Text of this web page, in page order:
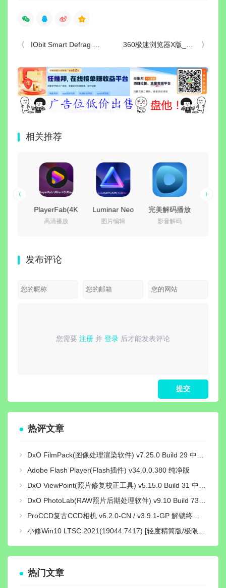
IObit Smart Defrag PRO(磁盘碎片整理工具) v11.4.0.508 多语便携版 360极速浏览器X版_v23.1.1244.64_绿色精简版
相关推荐
Luminar Neo
(照片AI修图软
图片编辑
完美解码播放
器
器影音解码包
影音解码
闪豆视频下载
器(多平台视频
视频解析
发布评论
您需要 注册 并 登录 后才能发表评论
请登录或 注册后再发表评论！
热评文章
DxO FilmPack(图像处理渲染软件) v7.25.0 Build 29 中文绿色激活版
Adobe Flash Player(Flash插件) v34.0.0.380 纯净版
DxO ViewPoint(照片修复校正工具) v5.15.0 Build 31 中文绿色便携版
DxO PhotoLab(RAW照片后期处理软件) v9.10 Build 736 中文激活版
ProCCD复古CCD相机 v6.2.0-CN / v3.9.1-GP 解锁终身pro会员版
小修Win10 LTSC 2021(19044.7417) [轻度精简版/极限精简版]
热门文章